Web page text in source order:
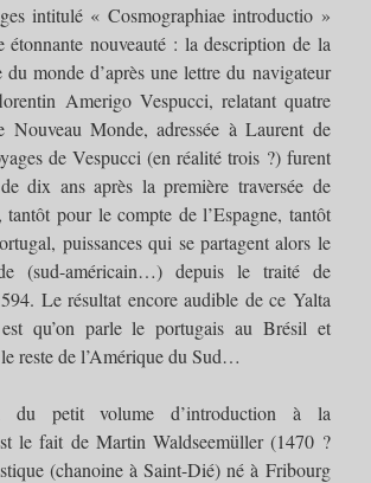
intitulé « Cosmographiae introductio »
étonnante nouveauté : la description de la
du monde d’après une lettre du navigateur
Amerigo Vespucci, relatant quatre
Nouveau Monde, adressée à Laurent de
de Vespucci (en réalité trois ?) furent
dix ans après la première traversée de
pour le compte de l’Espagne, tantôt
puissances qui se partagent alors le
(sud-américain…) depuis le traité de
Le résultat encore audible de ce Yalta
qu’on parle le portugais au Brésil et
reste de l’Amérique du Sud…
du petit volume d’introduction à la
le fait de Martin Waldseemüller (1470 ?
(chanoine à Saint-Dié) né à Fribourg